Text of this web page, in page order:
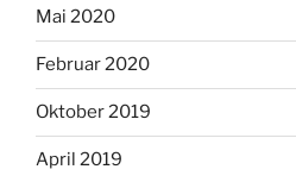
Mai 2020
Februar 2020
Oktober 2019
April 2019